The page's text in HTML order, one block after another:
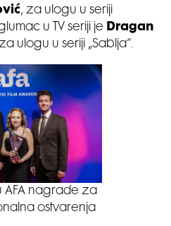
, za ulogu u seriji
u TV seriji je Dragan
ulogu u seriji „Sablja“.
AFA nagrade za
ostvarenja